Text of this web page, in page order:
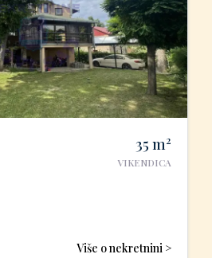
35 m2
VIKENDICA
Više o nekretnini >